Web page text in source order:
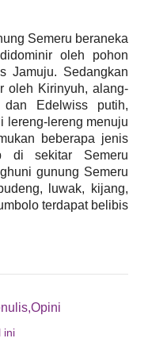
Semeru beraneka
oleh pohon
Jamuju. Sedangkan
oleh Kirinyuh, alang-
dan Edelwiss putih,
lereng-lereng menuju
beberapa jenis
di sekitar Semeru
gunung Semeru
luwak, kijang,
terdapat belibis
,Opini
ini